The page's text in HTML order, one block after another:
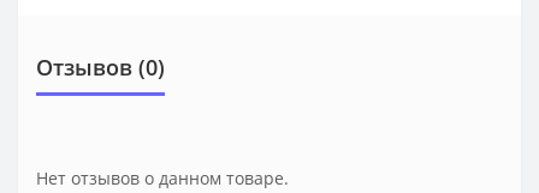
Отзывов (0)
Нет отзывов о данном товаре.